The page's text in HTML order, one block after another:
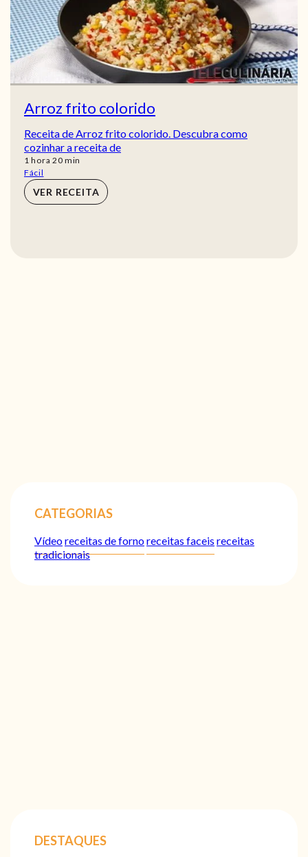
Arroz frito colorido
Receita de Arroz frito colorido. Descubra como
cozinhar a receita de
1 hora
hora 20min
min
Fácil
VER RECEITA
CATEGORIAS
Vídeoreceitas de fornoreceitas faceis receitas
tradicionais
DESTAQUES